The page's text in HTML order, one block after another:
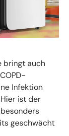
bringt auch
Infektion
ist der
besonders
geschwächt